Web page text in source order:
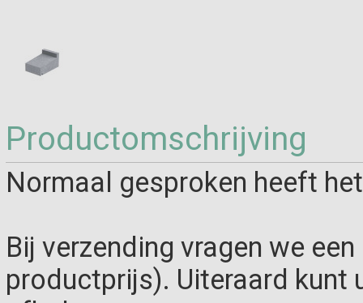
Productomschrijving
Normaal gesproken heeft
Bij verzending vragen we
productprijs). Uiteraard kunt